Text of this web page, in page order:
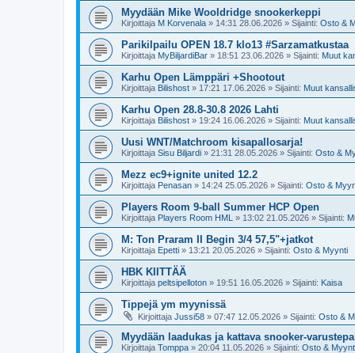
Myydään Mike Wooldridge snookerkeppi
Kirjoittaja M Korvenala » 14:31 28.06.2026 » Sijainti: Osto &
Parikilpailu OPEN 18.7 klo13 #Sarzamatkustaa
Kirjoittaja MyBiljardiBar » 18:51 23.06.2026 » Sijainti: Muut
Karhu Open Lämppäri +Shootout
Kirjoittaja Bilishost » 17:21 17.06.2026 » Sijainti: Muut
Karhu Open 28.8-30.8 2026 Lahti
Kirjoittaja Bilishost » 19:24 16.06.2026 » Sijainti: Muut
Uusi WNT/Matchroom kisapallosarja!
Kirjoittaja Sisu Biljardi » 21:31 28.05.2026 » Sijainti: Osto &
Mezz ec9+ignite united 12.2
Kirjoittaja Penasan » 14:24 25.05.2026 » Sijainti: Osto &
Players Room 9-ball Summer HCP Open
Kirjoittaja Players Room HML » 13:02 21.05.2026 » Sijainti:
M: Ton Praram II Begin 3/4 57,5"+jatkot
Kirjoittaja Epetti » 13:21 20.05.2026 » Sijainti: Osto & Myynti
HBK KIITTÄÄ
Kirjoittaja peltsipelloton » 19:51 16.05.2026 » Sijainti: Kaisa
Tippejä ym myynissä
Kirjoittaja Jussi58 » 07:47 12.05.2026 » Sijainti: Osto &
Myydään laadukas ja kattava snooker-
Kirjoittaja Tomppa » 20:04 11.05.2026 » Sijainti: Osto &